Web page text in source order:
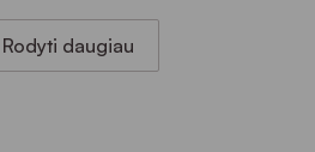
Rodyti daugiau